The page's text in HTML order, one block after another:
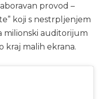
provod –
koji s nestrpljenjem
milionski auditorijum
kraj malih ekrana.